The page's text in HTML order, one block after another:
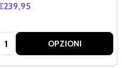
OPZIONI